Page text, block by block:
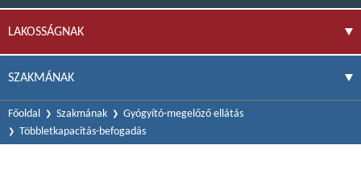
LAKOSSÁGNAK
SZAKMÁNAK
Főoldal Szakmának
Gyógyító-megelőző ellátás
Többletkapacitás-befogadás